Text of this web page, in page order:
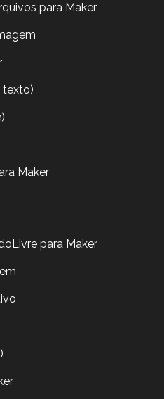
para Maker
texto)
Maker
para Maker